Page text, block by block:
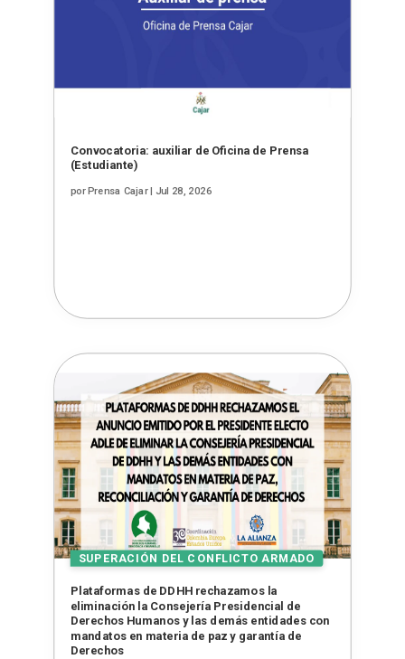
Convocatoria: auxiliar de Oficina de Prensa
(Estudiante)
porPrensa Cajar| Jul 28, 2026
Plataformas de DDHH rechazamos la
eliminación la Consejería Presidencial de
Derechos Humanos y las demás entidades con
mandatos en materia de paz y garantía de
Derechos